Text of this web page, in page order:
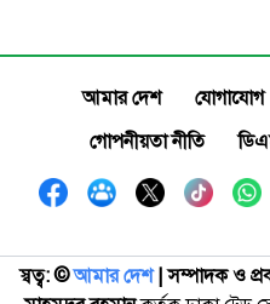
আমার দেশ যোগাযোগ
গোপনীয়তা নীতি
স্বত্ব: ©️আমার দেশ| সম্পাদক ও